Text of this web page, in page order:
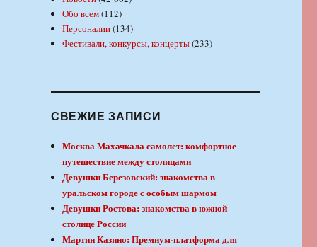
Обо всем(112)
Персоналии(134)
Фестивали, конкурсы, концерты(233)
СВЕЖИЕ ЗАПИСИ
Москва Махачкала самолет: комфортное
путешествие между столицами
Девушки Березовский: знакомства в
уральском городе с особым шармом
Девушки Ростова: знакомства в южной
столице России
Мартин Казино: Премиум-платформа для